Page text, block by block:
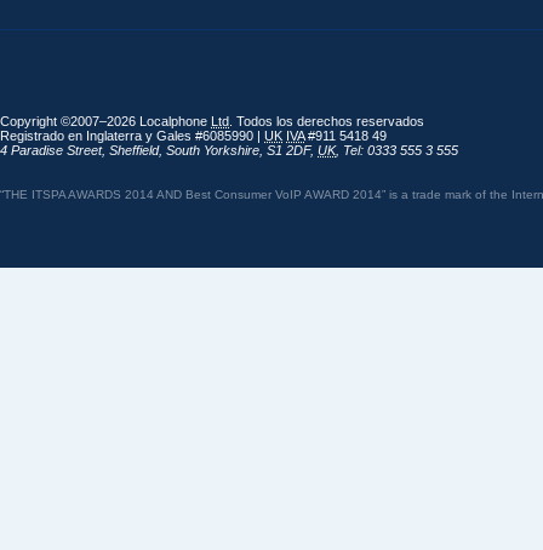
Copyright ©2007–2026 Localphone Ltd . Todos los derechos reservados
Registrado en Inglaterra y Gales #6085990 | UK IVA#911 5418 49
4 Paradise Street, Sheffield, South Yorkshire S1 2DF, UK, Tel: 0333 555 3 555
“THE ITSPA AWARDS 2014 AND Best Consumer VoIP AWARD 2014” is a trade mark of the